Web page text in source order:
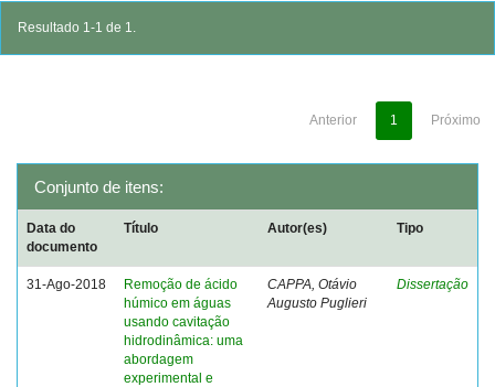
Resultado 1-1 de 1.
Anterior 1 Próximo
Conjunto de itens:
Data do
documento
Título Autor(es) Tipo
31-Ago-2018
Remoção de ácido
húmico em águas
usando cavitação
hidrodinâmica: uma
abordagem
experimental e
CAPPA, Otávio
Augusto Puglieri
Dissertação